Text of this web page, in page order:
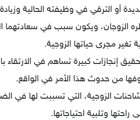
أو الترقي في وظيفته الحالية
الزوجان، ويكون سبب في سعادتهما
مجرى حياتها الزوجية.
إنجازات كبيرة تساهم في
من حدوث هذا الأمر في الواقع.
الزوجية، التي تسببت لها في
وتلبية احتياجاتها.